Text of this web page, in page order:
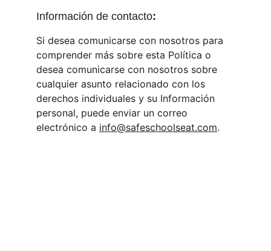
Información de contacto:
Si desea comunicarse con nosotros para
comprender más sobre esta Política o
desea comunicarse con nosotros sobre
cualquier asunto relacionado con los
derechos individuales y su Información
personal, puede enviar un correo
electrónico a info@safeschoolseat.com.